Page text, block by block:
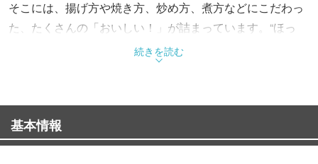
そこには、揚げ方や焼き方、炒め方、煮方などにこだわっ
た、たくさんの「おいしい！」が詰まっています。“ほっ
と”できるお弁当で、“もっと”お客様を笑顔にする。これか
らも、そんなお弁当をお届けします。
続きを読む
基本情報